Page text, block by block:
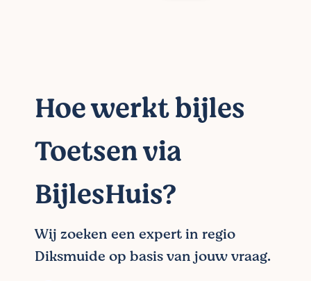
Hoe werkt bijles
Toetsen via
BijlesHuis?
Wij zoeken een expert in regio
Diksmuide op basis van jouw vraag.